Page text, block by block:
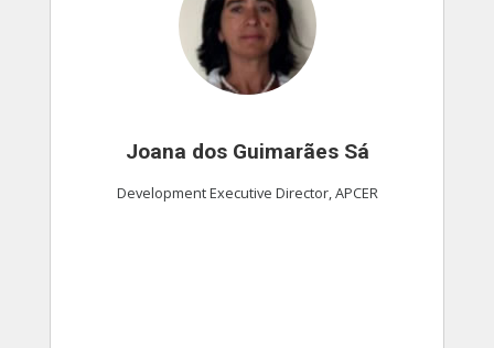
Joana dos Guimarães Sá
Development Executive Director, APCER